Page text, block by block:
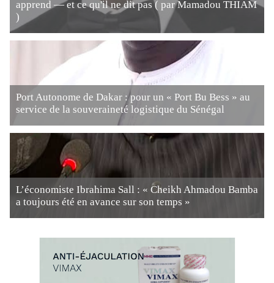
apprend — et ce qu'il ne dit pas ( par Mamadou THIAM
)
Port Autonome de Dakar : pour un « Port Bu Bess » au
service de la souveraineté logistique du Sénégal
L’économiste Ibrahima Sall : « Cheikh Ahmadou Bamba
a toujours été en avance sur son temps »